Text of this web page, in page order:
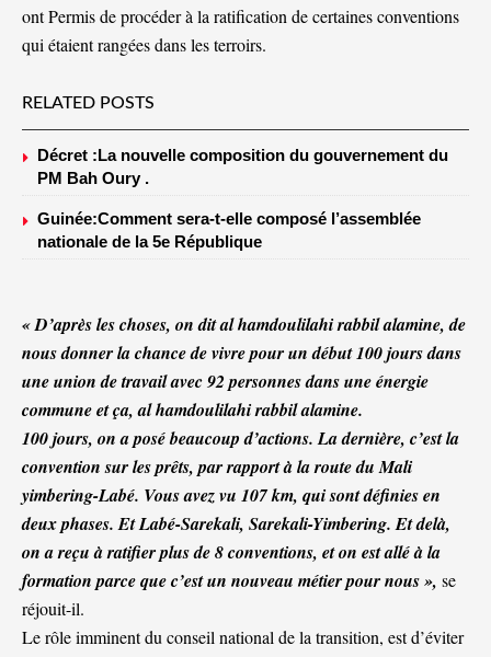
ont Permis de procéder à la ratification de certaines conventions
qui étaient rangées dans les terroirs.
RELATED POSTS
Décret :La nouvelle composition du gouvernement du
PM Bah Oury .
Guinée:Comment sera-t-elle composé l’assemblée
nationale de la 5e République
« D’après les choses, on dit al hamdoulilahi rabbil alamine, de
nous donner la chance de vivre pour un début 100 jours dans
une union de travail avec 92 personnes dans une énergie
commune et ça, al hamdoulilahi rabbil alamine.
100 jours, on a posé beaucoup d’actions. La dernière, c’est la
convention sur les prêts, par rapport à la route du Mali
yimbering-Labé. Vous avez vu 107 km, qui sont définies en
deux phases. Et Labé-Sarekali, Sarekali-Yimbering. Et delà,
on a reçu à ratifier plus de 8 conventions, et on est allé à la
formation parce que c’est un nouveau métier pour nous », se
réjouit-il.
Le rôle imminent du conseil national de la transition, est d’éviter